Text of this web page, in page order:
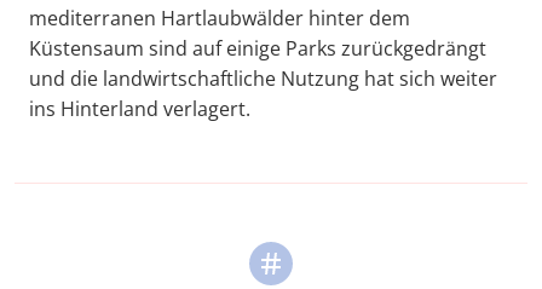
mediterranen Hartlaubwälder hinter dem
Küstensaum sind auf einige Parks zurückgedrängt
und die landwirtschaftliche Nutzung hat sich weiter
ins Hinterland verlagert.